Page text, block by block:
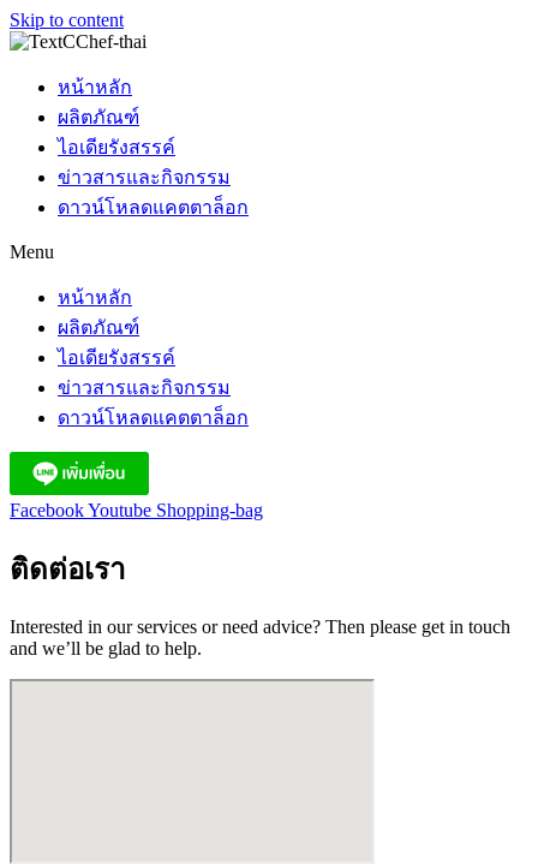
Skip to content
หน้าหลัก
ผลิตภัณฑ์
ไอเดียรังสรรค์
ข่าวสารและกิจกรรม
ดาวน์โหลดแคตตาล็อก
Menu
หน้าหลัก
ผลิตภัณฑ์
ไอเดียรังสรรค์
ข่าวสารและกิจกรรม
ดาวน์โหลดแคตตาล็อก
FacebookYoutube Shopping-bag
ติดต่อเรา
Interested in our services or need advice? Then please get in touch
and we’ll be glad to help.